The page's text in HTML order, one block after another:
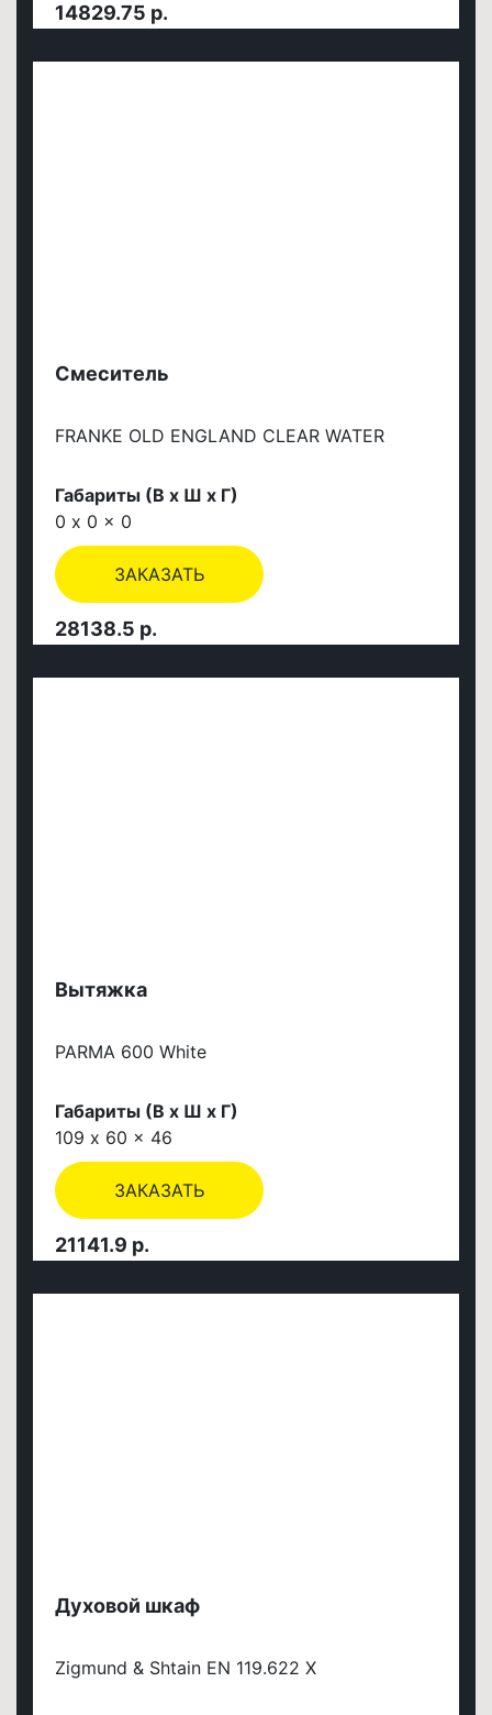
14829.75 р.
Смеситель
FRANKE OLD ENGLAND CLEAR WATER
Габариты (В х Ш х Г)
0 x 0 x 0
ЗАКАЗАТЬ
28138.5 р.
Вытяжка
PARMA 600 White
Габариты (В х Ш х Г)
109 x 60 x 46
ЗАКАЗАТЬ
21141.9 р.
Духовой шкаф
Zigmund & Shtain EN 119.622 X